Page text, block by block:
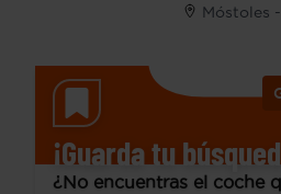
Móstoles
¡Guarda tu
¿No encuentras el coche